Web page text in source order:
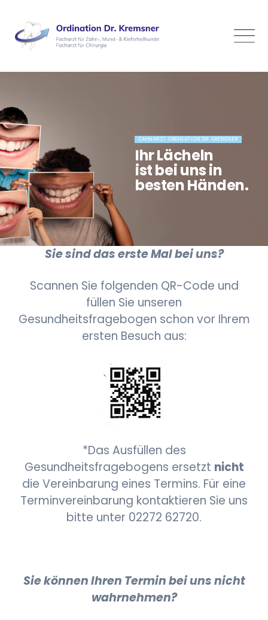
content
ZAHNARZT ORDINATION DR. KREMSNER
Ihr Lächeln
ist bei uns in
besten Händen.
Sie sind das erste Mal bei uns?
Scannen Sie folgenden QR-Code und
füllen Sie unseren
Gesundheitsfragebogen schon vor Ihrem
ersten Besuch aus:
*Das Ausfüllen des
Gesundheitsfragebogens ersetzt nicht
die Vereinbarung eines Termins. Für eine
Terminvereinbarung kontaktieren Sie uns
bitte unter 02272 62720.
Sie können Ihren Termin bei uns nicht
wahrnehmen?